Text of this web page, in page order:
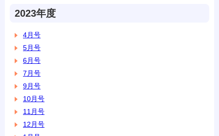
2023年度
4月号
5月号
6月号
7月号
9月号
10月号
11月号
12月号